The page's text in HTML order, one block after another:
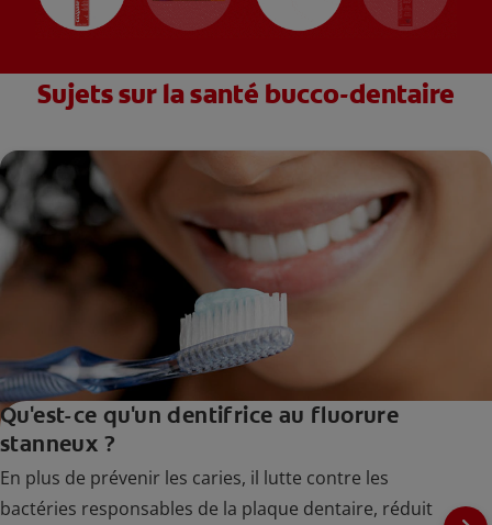
Sujets sur la santé bucco-dentaire
Qu'est-ce qu'un dentifrice au fluorure
stanneux ?
En plus de prévenir les caries, il lutte contre les
bactéries responsables de la plaque dentaire, réduit